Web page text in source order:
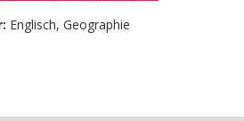
Englisch, Geographie